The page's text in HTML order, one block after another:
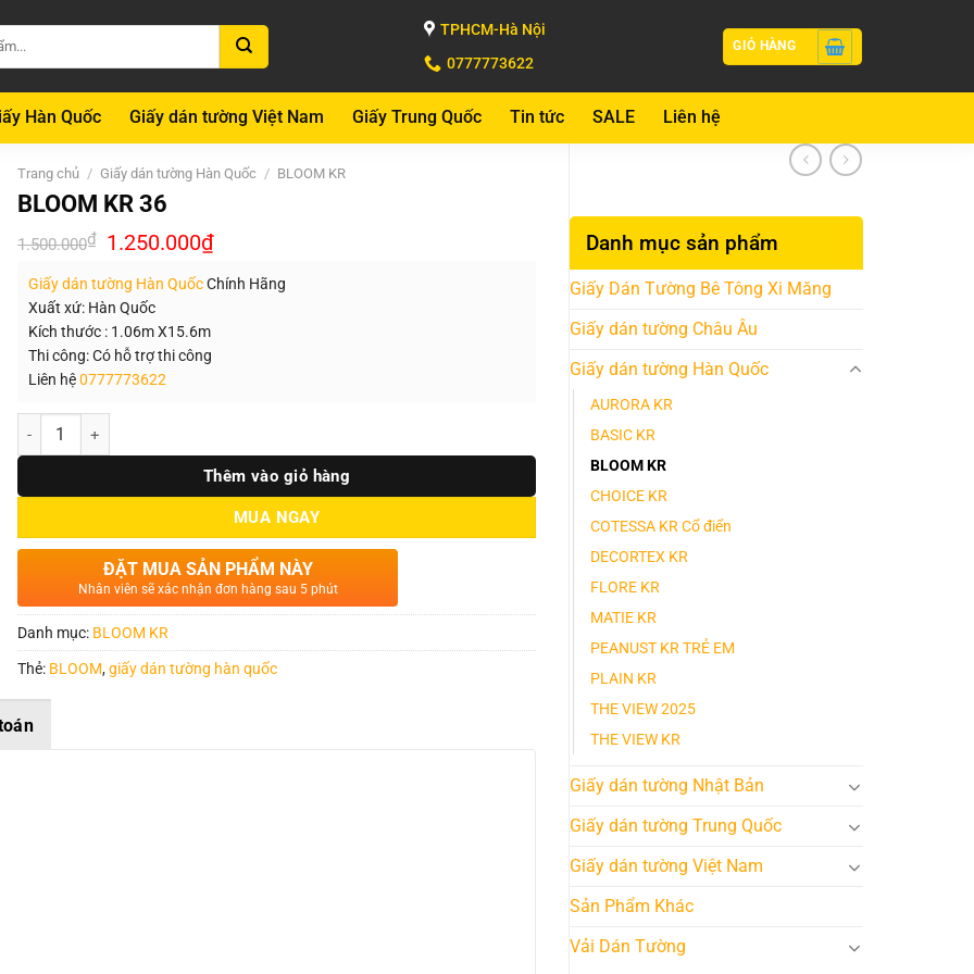
TPHCM-Hà Nội
0777773622
GIỎ HÀNG
Hàn Quốc Giấy dán tường Việt Nam Giấy Trung Quốc Tin tức SALE Liên hệ
Danh mục sản phẩm
Giấy Dán Tường Bê Tông Xi Măng
Giấy dán tường Châu Âu
Giấy dán tường Hàn Quốc
AURORA KR
BASIC KR
BLOOM KR
CHOICE KR
COTESSA KR Cổ điển
DECORTEX KR
FLORE KR
MATIE KR
PEANUST KR TRẺ EM
PLAIN KR
THE VIEW 2025
THE VIEW KR
Giấy dán tường Nhật Bản
Giấy dán tường Trung Quốc
Giấy dán tường Việt Nam
Sản Phẩm Khác
Vải Dán Tường
Trang chủ / Giấy dán tường Hàn Quốc / BLOOM KR
BLOOM KR 36
1.500.000₫ Giá
gốc
1.500.000₫.
1.250.000₫Giá
hiện
là:
Giấy dán tường Hàn QuốcChính Hãng
Xuất xứ: Hàn Quốc
Kích thước : 1.06m X15.6m
Thi công: Có hỗ trợ thi công
Liên hệ0777773622
Số lượng
Thêm vào giỏ hàng
MUA NGAY
ĐẶT MUA SẢN PHẨM NÀY
Nhân viên sẽ xác nhận đơn hàng sau 5 phút
Danh mục: BLOOM KR
Thẻ: BLOOM,giấy dán tường hàn quốc